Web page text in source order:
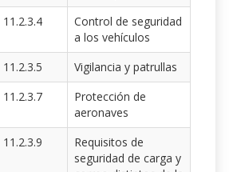
11.2.3.4
Control de seguridad
a los vehículos
11.2.3.5
Vigilancia y patrullas
11.2.3.7
Protección de
aeronaves
11.2.3.9
Requisitos de
seguridad de carga y